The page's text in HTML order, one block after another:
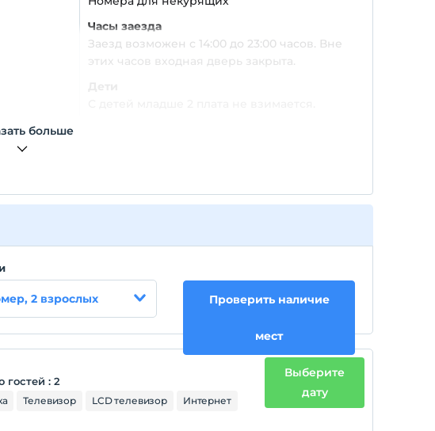
Часы заезда
Заезд возможен с 14:00 до 23:00 часов. Вне
этих часов входная дверь закрыта.
больше
2 взрослых Проверить наличие
мест
гостей :2
Телевизор LCD телевизор
Интернет
Выберите
дату